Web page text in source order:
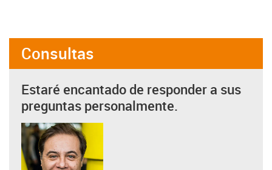
Consultas
Estaré encantado de responder a sus
preguntas personalmente.